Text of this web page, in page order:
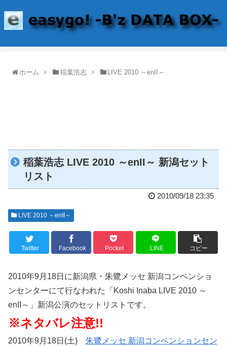
ホーム 稲葉浩志 LIVE 2010 ～enII～
稲葉浩志 LIVE 2010 ～enII～ 新潟セット
リスト
2010/09/18 23:35
LIVE 2010 ～enII～
Twitter Facebook Pocket LINE コピー
2010年9月18日に新潟県・朱鷺メッセ 新潟コンベンショ
ンセンターにて行なわれた「Koshi Inaba LIVE 2010 ～
enII～」新潟公演のセットリストです。
※ネタバレ注意!!
2010年9月18日(土) 朱鷺メッセ 新潟コンベンションセン